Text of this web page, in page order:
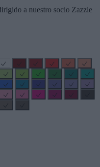
a nuestro socio Zazzle